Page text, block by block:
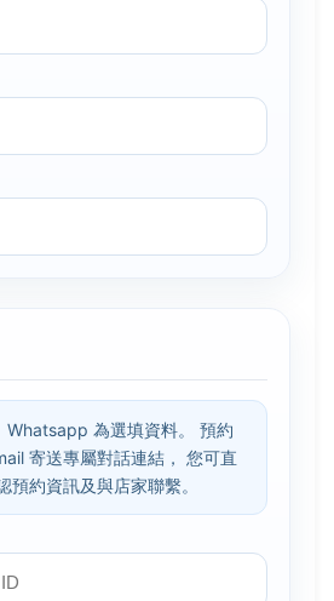
Whatsapp 為選填資料。 預約
寄送專屬對話連結， 您可直
預約資訊及與店家聯繫。